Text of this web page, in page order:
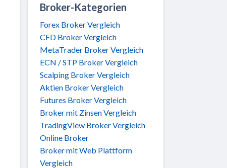
Broker-Kategorien
Forex Broker Vergleich
CFD Broker Vergleich
MetaTrader Broker Vergleich
ECN / STP Broker Vergleich
Scalping Broker Vergleich
Aktien Broker Vergleich
Futures Broker Vergleich
Broker mit Zinsen Vergleich
TradingView Broker Vergleich
Online Broker
Broker mit Web Plattform
Vergleich